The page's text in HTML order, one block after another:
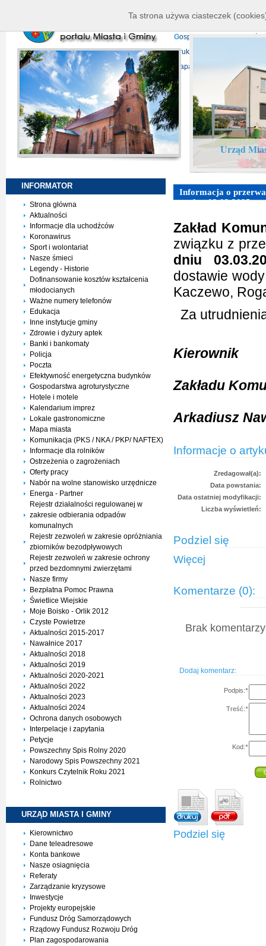
P
rojekty europejskie
Gospodarka
D ruki do pobrania
Mapa serwisu
Urząd
INFORMATOR
Strona główna
Aktualności
Informacje dla uchodźców
Koronawirus
Sport i wolontariat
Nasze śmieci
Legendy - Historie
Dofinansowanie kosztów kształcenia
młodocianych
Ważne numery telefonów
Edukacja
Inne instytucje gminy
Zdrowie i dyżury aptek
Banki i bankomaty
Policja
Poczta
Efektywność energetyczna budynków
Gospodarstwa agroturystyczne
Hotele i motele
Kalendarium imprez
Lokale gastronomiczne
Mapa miasta
Komunikacja (PKS / NKA / PKP/ NAFTEX)
Informacje dla rolników
Ostrzeżenia o zagrożeniach
Oferty pracy
Nabór na wolne stanowisko urzędnicze
Energa - Partner
Rejestr działalności regulowanej w
zakresie odbierania odpadów
komunalnych
Rejestr zezwoleń w zakresie opróżniania
zbiorników bezodpływowych
Rejestr zezwoleń w zakresie ochrony
przed bezdomnymi zwierzętami
Nasze firmy
Bezpłatna Pomoc Prawna
Świetlice Wiejskie
Moje Boisko - Orlik 2012
Czyste Powietrze
Aktualności 2015-2017
Nawałnice 2017
Aktualności 2018
Aktualności 2019
Aktualności 2020-2021
Aktualności 2022
Aktualności 2023
Aktualności 2024
Ochrona danych osobowych
Interpelacje i zapytania
Petycje
Powszechny Spis Rolny 2020
Narodowy Spis Powszechny 2021
Konkurs Czytelnik Roku 2021
Rolnictwo
URZĄD MIASTA I GMINY
Kierownictwo
Dane teleadresowe
Konta bankowe
Nasze osiagnięcia
Referaty
Zarządzanie kryzysowe
Inwestycje
Projekty europejskie
Fundusz Dróg Samorządowych
Rządowy Fundusz Rozwoju Dróg
Plan zagospodarowania
Informacja o
wody - 03.03.2025 r.
Zakład
związku z
dniu
dostawie
Kaczewo,
Za
Kierownik
Zakładu
Arkadiusz
Informacje o
Zredagował(a):
Data powstania:
Data ostatniej modyfikacji:
Liczba wyświetleń:
Podziel się
Więcej
Komentarze (0):
Brak
Dodaj komentarz:
Podpis:*
Treść:*
Kod:*
Podziel się
Ta strona używa ciasteczek